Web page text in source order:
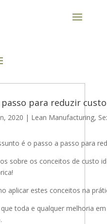
para reduzir
2020 | Lean Manufacturing,
é o passo a passo para
sobre os conceitos de custo
aplicar estes conceitos na
toda e qualquer melhoria